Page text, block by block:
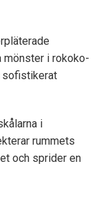
mönster i rokoko-
sofistikerat
i
rummets
och sprider en